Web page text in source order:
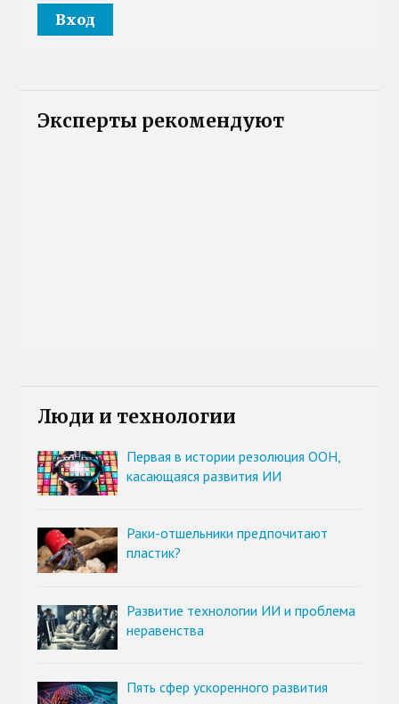
Эксперты рекомендуют
Люди и технологии
Первая в истории резолюция ООН,
касающаяся развития ИИ
Раки-отшельники предпочитают
пластик?
Развитие технологии ИИ и проблема
неравенства
Пять сфер ускоренного развития